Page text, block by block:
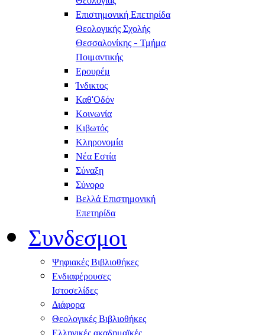
Επιστημονική Επετηρίδα
Θεολογικής Σχολής
Θεσσαλονίκης - Τμήμα
Ποιμαντικής
Ερουρέμ
Ίνδικτος
Καθ'Οδόν
Κοινωνία
Κιβωτός
Κληρονομία
Νέα Εστία
Σύναξη
Σύνορο
Βελλά Επιστημονική
Επετηρίδα
Συνδεσμοι
Ψηφιακές Βιβλιοθήκες
Ενδιαφέρουσες
Ιστοσελίδες
Διάφορα
Θεολογικές Βιβλιοθήκες